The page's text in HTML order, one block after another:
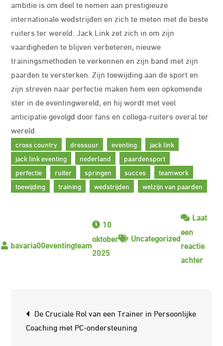
ambitie is om deel te nemen aan prestigieuze
internationale wedstrijden en zich te meten met de beste
ruiters ter wereld. Jack Link zet zich in om zijn
vaardigheden te blijven verbeteren, nieuwe
trainingsmethoden te verkennen en zijn band met zijn
paarden te versterken. Zijn toewijding aan de sport en
zijn streven naar perfectie maken hem een opkomende
ster in de eventingwereld, en hij wordt met veel
anticipatie gevolgd door fans en collega-ruiters overal ter
wereld.
cross country dressuur eventing
jack link
jack link eventing
nederland
paardensport
perfectie
ruiter springen succes
teamwork
toewijding
training wedstrijden welzijn van paarden
10
oktober
2025
Uncategorized
Laat
een
reactie
achterop
De Cruciale Rol van een Trainer in Persoonlijke
Coaching met PC-ondersteuning